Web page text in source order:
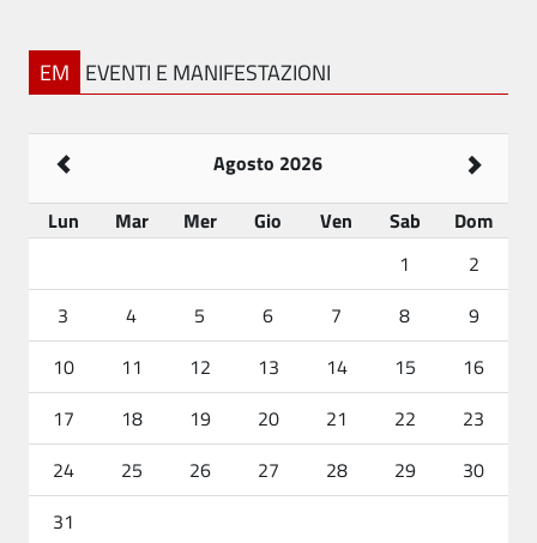
EM EVENTI E MANIFESTAZIONI
Agosto 2026
Lun
Mar Mer Gio Ven Sab
Dom
1
2
3
4 5 6 7 8
9
10
11 12 13 14 15
16
17
18 19 20 21 22
23
24
25 26 27 28 29
30
31